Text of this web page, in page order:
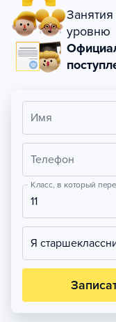
уровню
Имя
Телефон
Класс, в который
11
Я